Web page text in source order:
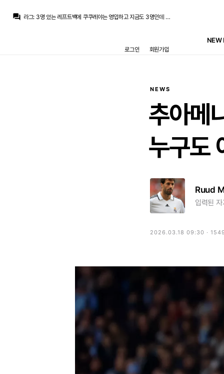
question_answer 라그: 3명 있는 레프트백에 쿠쿠레야는 영입하고 지금도 3명인데 그건 자리가 있어서 한거냐는 얘기도 여기서 10번은 나왔고
이렇게 영입했어도 현지에서는 민심 안좋은거 보면 답나오는듯요
NEW
로그인 회원가입
NEWS
추아메
누구도
Ruud
입력된
2026.03.18 09:30 ·